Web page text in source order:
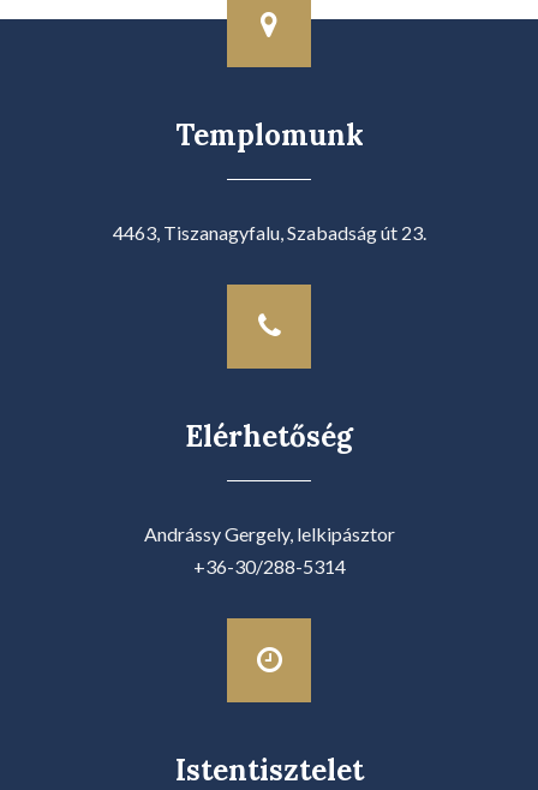
Templomunk
4463, Tiszanagyfalu, Szabadság út 23.
Elérhetőség
Andrássy Gergely, lelkipásztor
+36-30/288-5314
Istentisztelet